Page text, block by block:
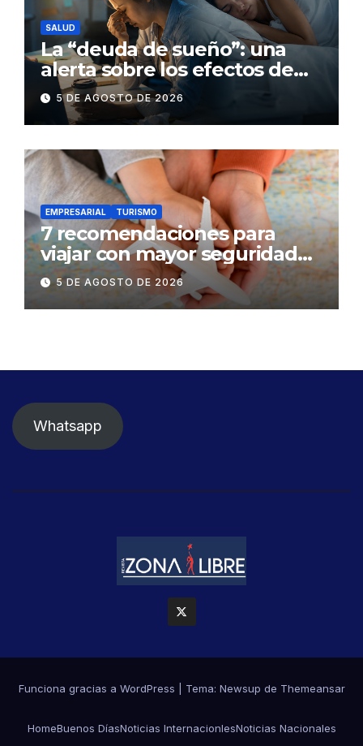
SALUD
La “deuda de sueño”: una
alerta sobre los efectos de
dormir mal en la salud física y
mental
5 DE AGOSTO DE 2026
EMPRESARIAL TURISMO
7 recomendaciones para
viajar con mayor seguridad
dentro y fuera del Ecuador
5 DE AGOSTO DE 2026
Whatsapp
Funciona gracias a WordPress Tema: Newsup de Themeansar
HomeBuenos DíasNoticias InternacionlesNoticias Nacionales